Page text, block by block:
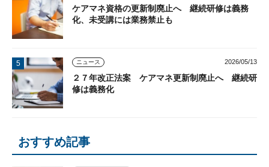
ケアマネ資格の更新制廃止へ 継続研修は義務
化、未受講には業務禁止も
ニュース 2026/05/13
２７年改正法案 ケアマネ更新制廃止へ 継続研
修は義務化
おすすめ記事